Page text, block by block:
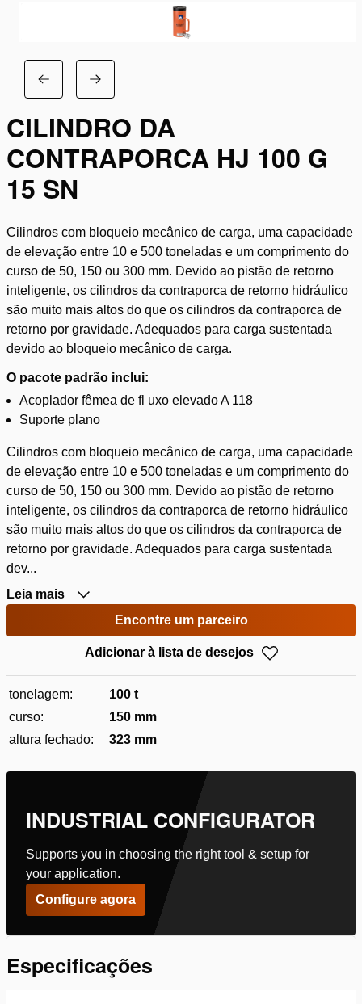
CILINDRO DA
CONTRAPORCA HJ 100 G
15 SN
Cilindros com bloqueio mecânico de carga, uma capacidade
de elevação entre 10 e 500 toneladas e um comprimento do
curso de 50, 150 ou 300 mm. Devido ao pistão de retorno
inteligente, os cilindros da contraporca de retorno hidráulico
são muito mais altos do que os cilindros da contraporca de
retorno por gravidade. Adequados para carga sustentada
devido ao bloqueio mecânico de carga.
O pacote padrão inclui:
Acoplador fêmea de fl uxo elevado A 118
Suporte plano
Cilindros com bloqueio mecânico de carga, uma capacidade
de elevação entre 10 e 500 toneladas e um comprimento do
curso de 50, 150 ou 300 mm. Devido ao pistão de retorno
inteligente, os cilindros da contraporca de retorno hidráulico
são muito mais altos do que os cilindros da contraporca de
retorno por gravidade. Adequados para carga sustentada
dev...
Leia mais
Encontre um parceiro
Adicionar à lista de desejos
tonelagem:
100 t
curso:
150 mm
altura fechado:
323 mm
INDUSTRIAL CONFIGURATOR
Supports you in choosing the right tool & setup for
your application.
Configure agora
Especificações